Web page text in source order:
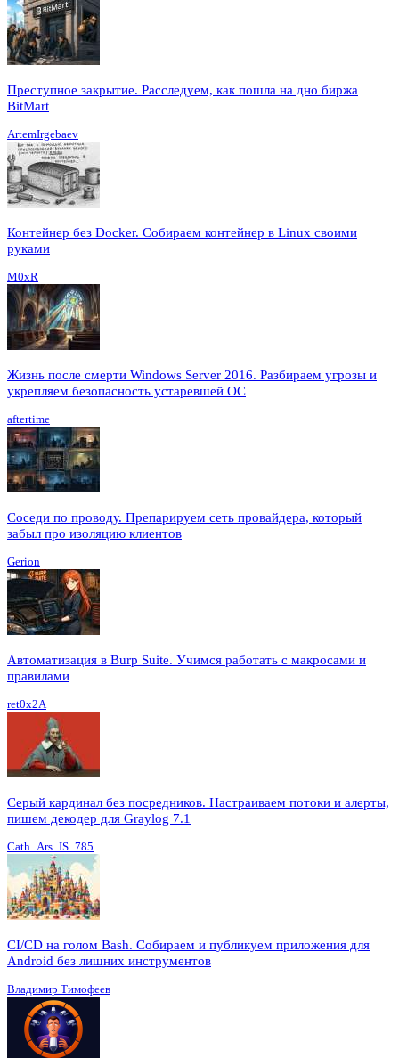
Преступное закрытие. Расследуем, как пошла на дно биржа
BitMart
ArtemIrgebaev
Контейнер без Docker. Собираем контейнер в Linux своими
руками
M0xR
Жизнь после смерти Windows Server 2016. Разбираем угрозы и
укрепляем безопасность устаревшей ОС
aftertime
Соседи по проводу. Препарируем сеть провайдера, который
забыл про изоляцию клиентов
Gerion
Автоматизация в Burp Suite. Учимся работать с макросами и
правилами
ret0x2A
Серый кардинал без посредников. Настраиваем потоки и алерты,
пишем декодер для Graylog 7.1
Cath_Ars_IS_785
CI/CD на голом Bash. Собираем и публикуем приложения для
Android без лишних инструментов
Владимир Тимофеев